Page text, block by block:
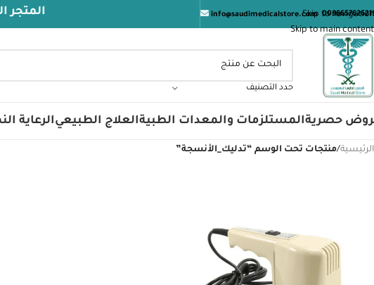
Skip to navigation
Skip to main content
info@saudimedicalstore.com المتجر
حدد التصنيف
حصريةالمستلزمات والمعدات الطبيةالعلاج الطبيعيالرعاية
الرئيسية/منتجات تحت الوسم “تدليك_الأنسجة”